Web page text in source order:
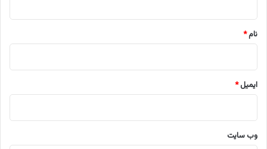
نام*
ایمیل*
وب‌ سایت